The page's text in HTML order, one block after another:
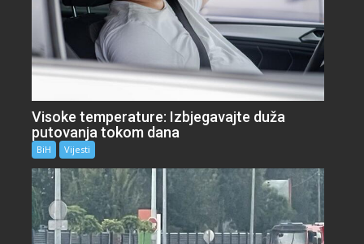
Visoke temperature: Izbjegavajte duža
putovanja tokom dana
BiH Vijesti